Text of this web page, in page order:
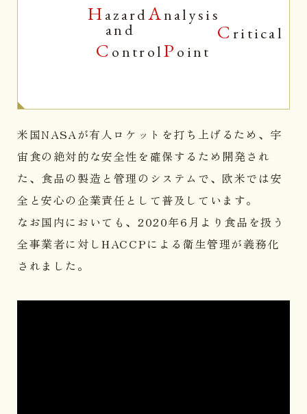
HazardAnalysis
and Critical
C ontrolP oint
米国NASAが有人ロケットを打ち上げるため、宇
宙食の絶対的な安全性を確保するため開発され
た、食品の製造と管理のシステムで、欧米では安
全と安心の企業責任として普及しています。
なお国内においても、2020年6月より食品を扱う
全事業者に対しHACCPによる衛生管理が義務化
されました。